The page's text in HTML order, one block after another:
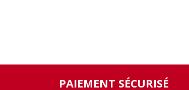
PAIEMENT SÉCURISÉ